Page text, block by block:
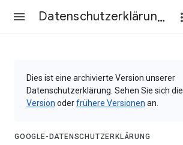
Datenschutzerklärung & Nutzungsbedingungen
Dies ist eine archivierte Version unserer
Datenschutzerklärung. Sehen Sie sich die
Version oderfrühere Versionen an.
GOOGLE-DATENSCHUTZERKLÄRUNG